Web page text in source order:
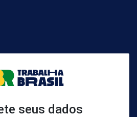
seus dados